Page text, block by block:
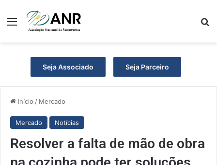
Menu
Seja Associado Seja Parceiro
Início / Mercado
Mercado Notícias
Resolver a falta de mão de obra